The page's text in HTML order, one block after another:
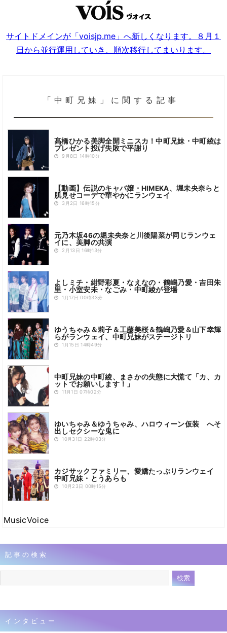
サイトドメインが「voisjp.me」へ新しくなります。８月１
日から並行運用していき、順次移行してまいります。
「中町兄妹」に関する記事
髙橋ひかる美脚全開ミニスカ！中町兄妹・中町綾は
プレゼント投げ失敗で平謝り
9月8日 14時10分
【動画】伝説のキャバ嬢・HIMEKA、堀未央奈らと
肌見せコーデで華やかにランウェイ
3月2日 16時15分
元乃木坂46の堀未央奈と川後陽菜が同じランウェ
イに、美脚の共演
2月13日 16時13分
よしミチ・紺野彩夏・なえなの・鶴嶋乃愛・吉田朱
里・小室安未・なごみ・中町綾が登場
1月17日 00時33分
ゆうちゃみ＆莉子＆工藤美桜＆鶴嶋乃愛＆山下幸輝
らがランウェイ、中町兄妹がステージトリ
1月15日 14時49分
中町兄妹の中町綾、まさかの失態に大慌て「カ、カ
ットでお願いします！」
11月1日 07時02分
ゆいちゃみ＆ゆうちゃみ、ハロウィーン仮装 へそ
出しセクシーな鬼に
10月31日 22時03分
カジサックファミリー、愛嬌たっぷりランウェイ
中町兄妹・とうあらも
10月23日 00時15分
MusicVoice
記事の検索
インタビュー